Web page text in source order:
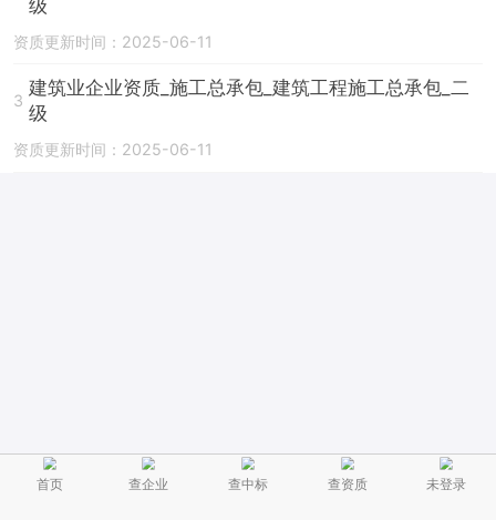
级
资质更新时间：2025-06-11
3
建筑业企业资质_施工总承包_建筑工程施工总承包_二
级
资质更新时间：2025-06-11
首页 查企业 查中标 查资质 未登录